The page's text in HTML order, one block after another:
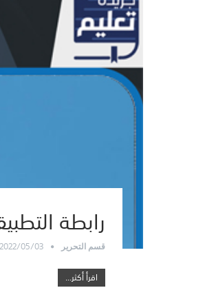
رابطة
قسم التحرير 2022/05/03
اقرأ أكثر...